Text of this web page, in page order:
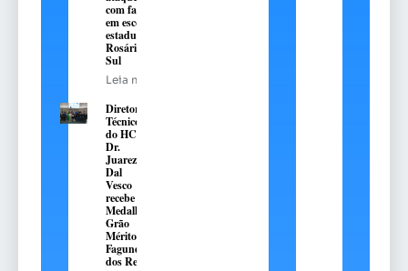
com facão
em escola
estadual de
Rosário do
Sul
Leia mais
Diretor
Técnico
do HC,
Dr.
Juarez
Dal
Vesco
recebe a
Medalha
Grão
Mérito
Fagundes
dos Reis